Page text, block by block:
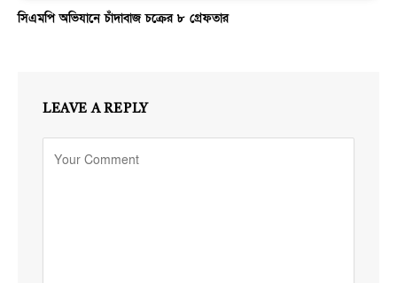
সিএমপি অভিযানে চাঁদাবাজ চক্রের ৮ গ্রেফতার
LEAVE A REPLY